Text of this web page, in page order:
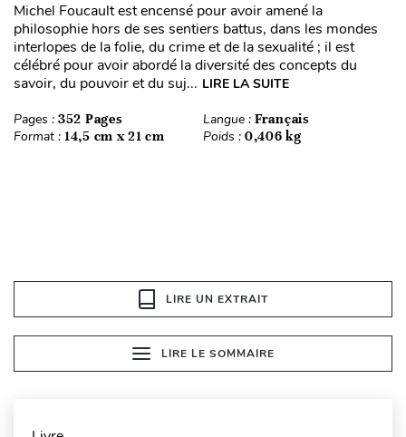
Michel Foucault est encensé pour avoir amené la
philosophie hors de ses sentiers battus, dans les mondes
interlopes de la folie, du crime et de la sexualité ; il est
célébré pour avoir abordé la diversité des concepts du
savoir, du pouvoir et du suj... LIRE LA SUITE
Pages : 352 Pages Langue : Français
Format : 14,5 cm x 21 cm Poids : 0,406 kg
LIRE UN EXTRAIT
LIRE LE SOMMAIRE